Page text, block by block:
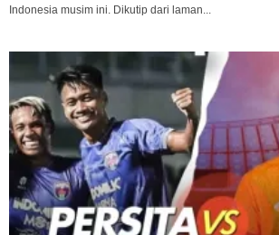
Indonesia musim ini. Dikutip dari laman...